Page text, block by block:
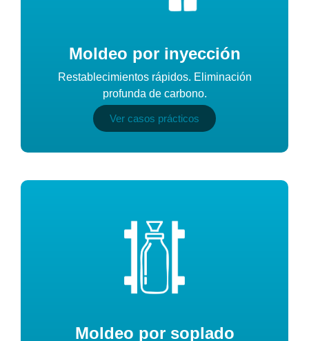
Moldeo por inyección
Restablecimientos rápidos. Eliminación
profunda de carbono.
Ver casos prácticos
Moldeo por soplado